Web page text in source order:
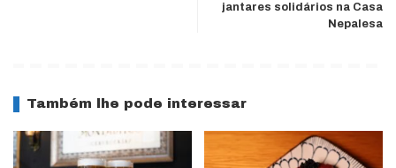
jantares solidários na Casa
Nepalesa
Também lhe pode interessar